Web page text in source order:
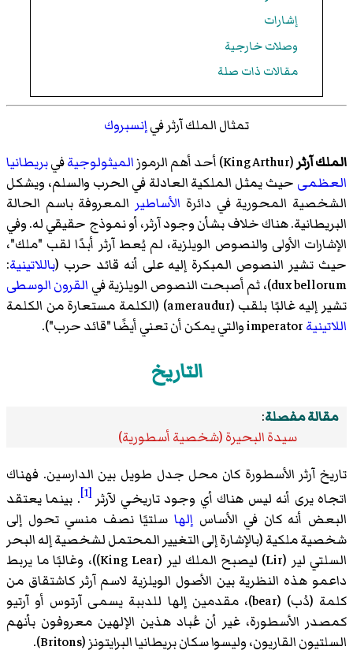
إشارات
وصلات خارجية
مقالات ذات صلة
تمثال الملك آرثر فيإنسبروك
الملك آرثر(
King Arthur)‏ أحد أهم الرموزالميثولوجيةفيبريطانيا
العظمى حيث يمثل الملكية العادلة في الحرب والسلم، ويشكل
الشخصية المحورية في دائرة الأساطير المعروفة باسم الحالة
البريطانية. هناك خلاف بشأن وجود آرثر، أو نموذج حقيقي له. وفي
الإشارات الأولى والنصوص الويلزية، لم يُعط آرثر أبدًا لقب "ملك"،
حيث تشير النصوص المبكرة إليه على أنه قائد حرب (باللاتينية:
dux bellorum)، ثم أصبحت النصوص الويلزية في
القرون الوسطى
تشير إليه غالبًا بلقب (ameraudur)‏ (الكلمة مستعارة من الكلمة
اللاتينية
التاريخ
مقالة مفصلة:
سيدة البحيرة (شخصية أسطورية)
تاريخ آرثر الأسطورة كان محل جدل طويل بين الدارسين. فهناك
اتجاه يرى أنه ليس هناك أي وجود تاريخي لآرثر[1] . بينما يعتقد
البعض أنه كان في الأساس إلها سلتيًا نصف منسي تحول إلى
شخصية ملكية (بالإشارة إلى التغيير المحتمل لشخصية إله البحر
السلتي لير (Lir)‏ ليصبح الملك لير (King Lear)‏)، وغالبًا ما يربط
داعمو هذه النظرية بين الأصول الويلزية لاسم آرثر كاشتقاق من
كلمة (دُب) (bear)‏، مقدمين إلها للدببة يسمى آرتوس أو آرتيو
كمصدر الأسطورة، غير أن عُباد هذين الإلهين معروفون بأنهم
السلتيون القاريون، وليسوا سكان بريطانيا البرايتونز (Britons
)‏.